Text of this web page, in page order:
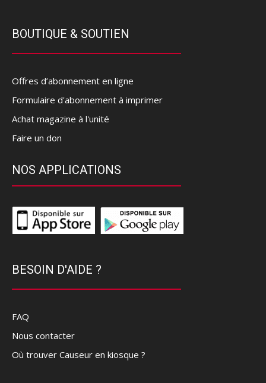
BOUTIQUE & SOUTIEN
Offres d’abonnement en ligne
Formulaire d'abonnement à imprimer
Achat magazine à l'unité
Faire un don
NOS APPLICATIONS
BESOIN D'AIDE ?
FAQ
Nous contacter
Où trouver Causeur en kiosque ?